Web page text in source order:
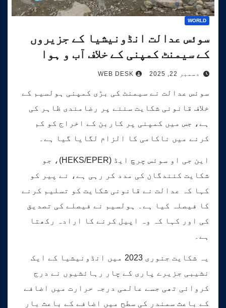
WORLD
سوئس عدالت انڈونیشیا کے جزیروں
کے سیمنٹ کمپنی کے خلاف آب و ہوا
کیس کی سماعت کرے گی۔
دسمبر 22, 2025 WEB DESK
سوئس عدالت نے سیمنٹ کی بڑی کمپنی ہولسیم کے
خلاف قانونی شکایت سننے پر رضامندی ظاہر کی
ہے، جس میں کمپنی پر کاربن کے اخراج کو کم
کرنے میں ناکامی کا الزام لگایا گیا ہے۔
این جی او سوئس چرچ ایڈ (HEKS/EPER)، جو
شکایت کنندگان کی مدد کر رہی ہے، نے پیر کو
کہا کہ عدالت نے قانونی شکایت کو تسلیم کرنے
کا فیصلہ کیا ہے۔ ہولسیم نے فیصلے کی تصدیق
کی اور کہا کہ وہ اپیل کرنے کا ارادہ رکھتا
ہے۔
یہ شکایت جنوری 2023 میں انڈونیشیا کے ایک
نشیبی جزیرے پاری کے چار رہائشیوں نے درج
کروائی تھی جسے عالمی درجہ حرارت میں اضافے
کے باعث سمندر کی سطح میں اضافے کے باعث بار